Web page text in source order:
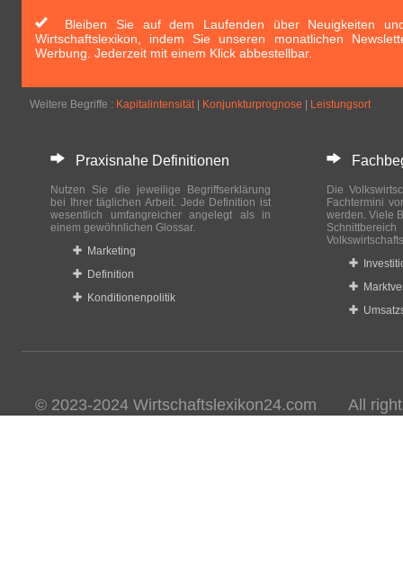
Bleiben Sie auf dem Laufenden über Neuigkeiten
Wirtschaftslexikon, indem Sie unseren monatlichen
Werbung. Jederzeit mit einem Klick abbestellbar.
Weitere Begriffe : Kapitalintensität| Konjunkturprognose Leistungsort
Praxisnahe Definitionen
Nutzen Sie die jeweilige Begriffserklärung
bei Ihrer täglichen Arbeit. Jede Definition ist
wesentlich umfangreicher angelegt als in
einem gewöhnlichen Glossar.
Marketing
Definition
Konditionenpolitik
Die
Fachtermini
werden. Viele
© 2023-2024 Wirtschaftslexikon24.com All